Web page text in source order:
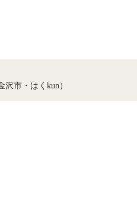
市・はくkun）